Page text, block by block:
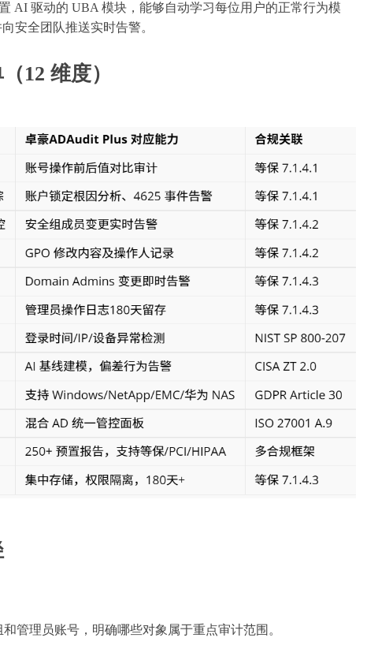
AI 驱动的 UBA 模块，能够自动学习每位用户的正常行为模
安全团队推送实时告警。
12 维度）
管理员账号，明确哪些对象属于重点审计范围。